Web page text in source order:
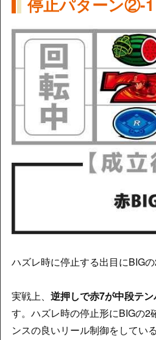
停止パターン②-1
ハズレ時に停止する出目にBIG
実戦上、 逆押しで赤7が中段テ
す。ハズレ時の停止形にBIGの2
ンスの良いリール制御をしてい